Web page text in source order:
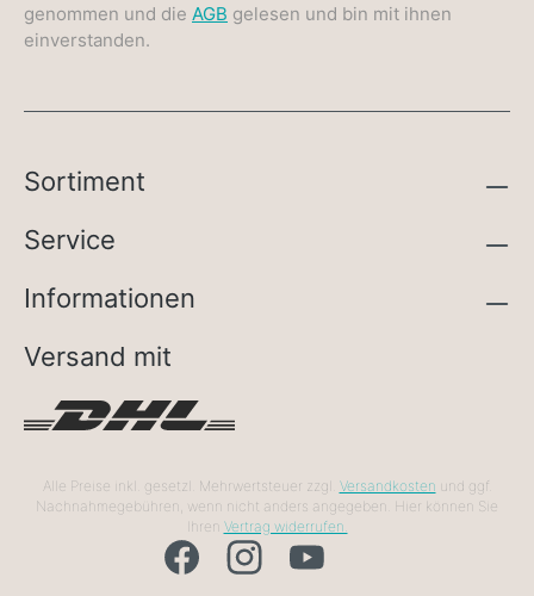
genommen und die AGB gelesen und bin mit ihnen
einverstanden.
Sortiment
Service
Informationen
Versand mit
Alle Preise inkl. gesetzl. Mehrwertsteuer zzgl. Versandkosten und ggf.
Nachnahmegebühren, wenn nicht anders angegeben. Hier können Sie
Ihren Vertrag widerrufen.